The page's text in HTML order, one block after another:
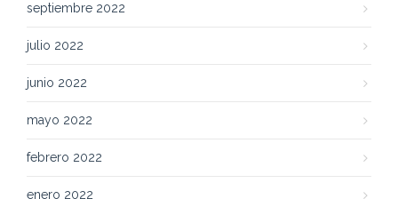
septiembre 2022
julio 2022
junio 2022
mayo 2022
febrero 2022
enero 2022